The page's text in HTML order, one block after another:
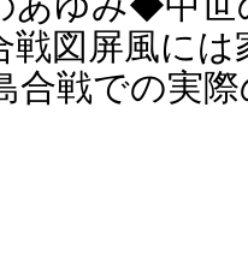
戦図屏風に
合戦での実